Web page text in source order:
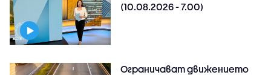
(10.08.2026 - 7.00)
Ограничават движението